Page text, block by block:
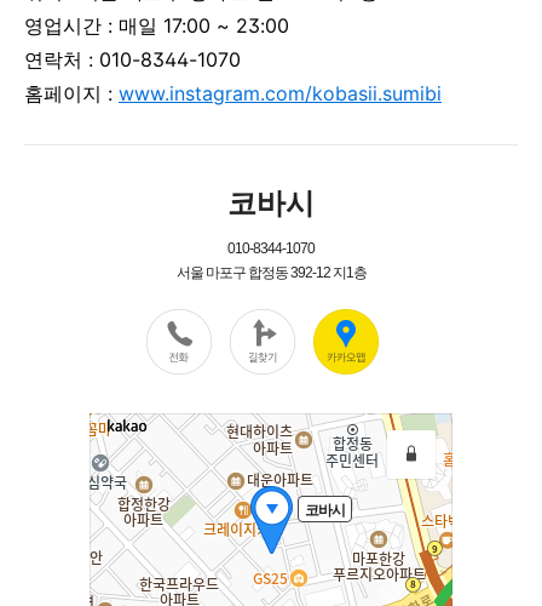
영업시간 : 매일 17:00 ~ 23:00
연락처 : 010-8344-1070
홈페이지 : www.instagram.com/kobasii.sumibi